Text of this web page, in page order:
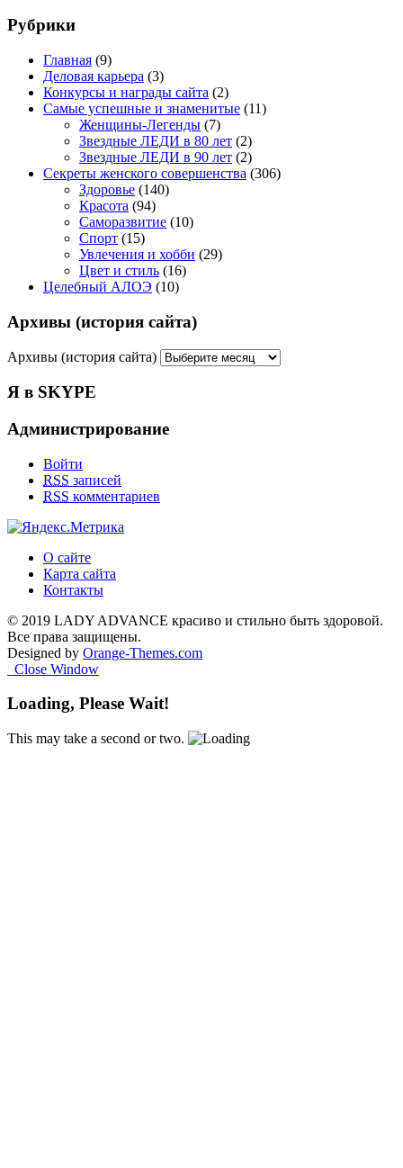
Рубрики
Главная (9)
Деловая карьера (3)
Конкурсы и награды сайта (2)
Самые успешные и знаменитые (11)
Женщины-Легенды (7)
Звездные ЛЕДИ в 80 лет (2)
Звездные ЛЕДИ в 90 лет (2)
Секреты женского совершенства (306)
Здоровье (140)
Красота (94)
Саморазвитие (10)
Спорт (15)
Увлечения и хобби (29)
Цвет и стиль (16)
Целебный АЛОЭ (10)
Архивы (история сайта)
Архивы (история сайта)
Я в SKYPE
Администрирование
Войти
RSS записей
RSS комментариев
О сайте
Карта сайта
Контакты
© 2019 LADY ADVANCE красиво и стильно быть здоровой.
Все права защищены.
Designed by Orange-Themes.com
Close Window
Loading, Please Wait!
This may take a second or two.